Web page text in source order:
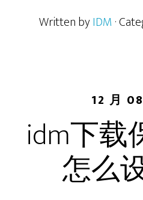
Written byIDM ·
12 月
idm下载
怎么